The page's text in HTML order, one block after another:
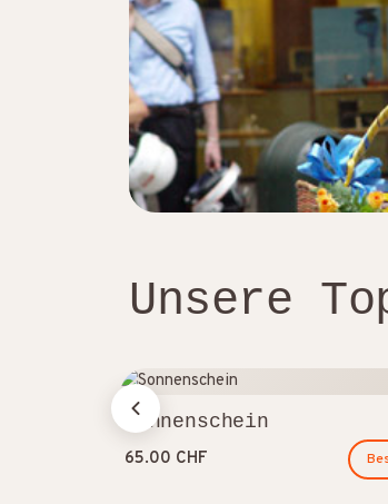
Unsere
Sonnenschein
65.00 CHF